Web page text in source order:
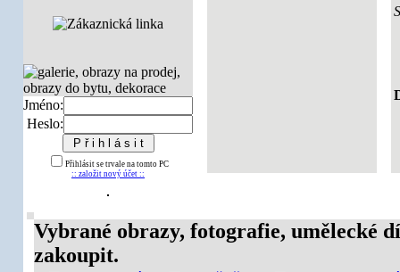
Jméno:
Heslo:
Přihlásit se trvale na tomto PC
:: založit nový účet ::
Vybrané obrazy, fotografie, umělecké
zakoupit.